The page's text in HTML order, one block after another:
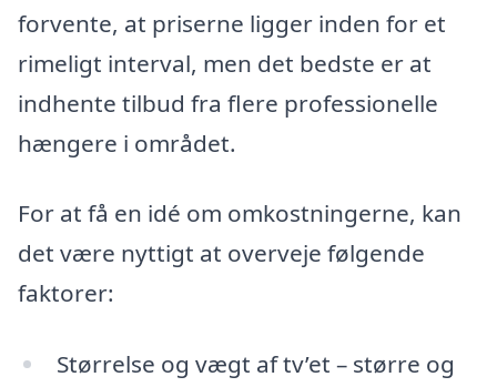
forvente, at priserne ligger inden for et
rimeligt interval, men det bedste er at
indhente tilbud fra flere professionelle
hængere i området.
For at få en idé om omkostningerne, kan
det være nyttigt at overveje følgende
faktorer:
Størrelse og vægt af tv’et – større og